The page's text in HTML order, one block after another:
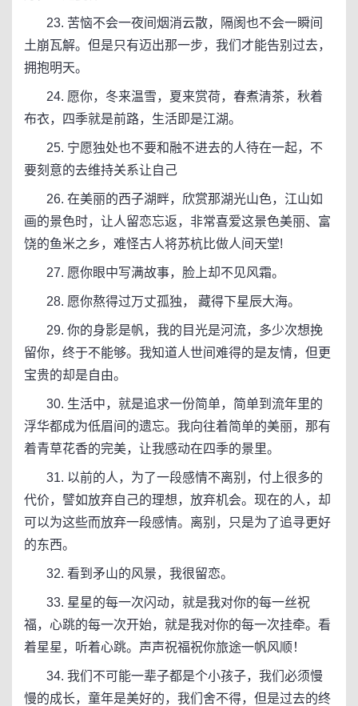
23. 苦恼不会一夜间烟消云散，隔阂也不会一瞬间
土崩瓦解。但是只有迈出那一步，我们才能告别过去，
拥抱明天。
24. 愿你，冬来温雪，夏来赏荷，春煮清茶，秋着
布衣，四季就是前路，生活即是江湖。
25. 宁愿独处也不要和融不进去的人待在一起，不
要刻意的去维持关系让自己
26. 在美丽的西子湖畔，欣赏那湖光山色，江山如
画的景色时，让人留恋忘返，非常喜爱这景色美丽、富
饶的鱼米之乡，难怪古人将苏杭比做人间天堂!
27. 愿你眼中写满故事，脸上却不见风霜。
28. 愿你熬得过万丈孤独， 藏得下星辰大海。
29. 你的身影是帆，我的目光是河流，多少次想挽
留你，终于不能够。我知道人世间难得的是友情，但更
宝贵的却是自由。
30. 生活中，就是追求一份简单，简单到流年里的
浮华都成为低眉间的遗忘。我向往着简单的美丽，那有
着青草花香的完美，让我感动在四季的景里。
31. 以前的人，为了一段感情不离别，付上很多的
代价，譬如放弃自己的理想，放弃机会。现在的人，却
可以为这些而放弃一段感情。离别，只是为了追寻更好
的东西。
32. 看到矛山的风景，我很留恋。
33. 星星的每一次闪动，就是我对你的每一丝祝
福，心跳的每一次开始，就是我对你的每一次挂牵。看
着星星，听着心跳。声声祝福祝你旅途一帆风顺！
34. 我们不可能一辈子都是个小孩子，我们必须慢
慢的成长，童年是美好的，我们舍不得，但是过去的终